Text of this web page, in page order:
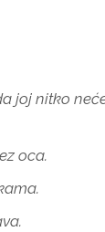
joj nitko
oca.